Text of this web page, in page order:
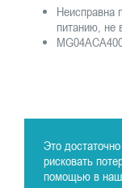
Неисправна
питанию, не
Это
рисковать
помощью в